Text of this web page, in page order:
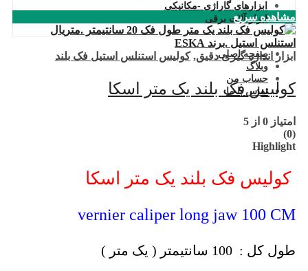
ابزارهای گاراژی -مکانیکی
ابزار آلات برقی
صفحه اصلی
وبلاگ
حساب من
تماس با ما
مشاهده سریع
ابزار اندازه گیری دقیق,کولیس استنلس استیل فک بلند
کولیس فک بلند یک متر اسکا
امتیاز 0 از 5
(0)
Highlight
کولیس فک بلند یک متر اسکا
vernier caliper long jaw 100 CM
طول کل : 100 سانتیمتر ( یک متر )